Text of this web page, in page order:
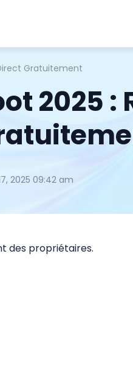
Gratuitement
2025 :
2025 09:42 am
des propriétaires.